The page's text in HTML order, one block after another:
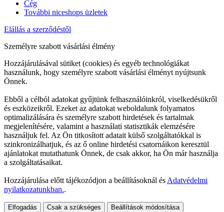
Cég
További niceshops üzletek
Elállás a szerződéstől
Személyre szabott vásárlási élmény
Hozzájárulásával sütiket (cookies) és egyéb technológiákat
használunk, hogy személyre szabott vásárlási élményt nyújtsunk
Önnek.
Ebből a célból adatokat gyűjtünk felhasználóinkról, viselkedésükről
és eszközeikről. Ezeket az adatokat weboldalunk folyamatos
optimalizálására és személyre szabott hirdetések és tartalmak
megjelenítésére, valamint a használati statisztikák elemzésére
használjuk fel. Az Ön titkosított adatait külső szolgáltatókkal is
szinkronizálhatjuk, és az ő online hirdetési csatornáikon keresztül
ajánlatokat mutathatunk Önnek, de csak akkor, ha Ön már használja
a szolgáltatásaikat.
Hozzájárulása előtt tájékozódjon a beállításoknál és Adatvédelmi
nyilatkozatunkban..
Elfogadás Csak a szükséges Beállítások módosítása